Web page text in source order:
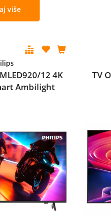
više
12 4K
Ambilight
TV